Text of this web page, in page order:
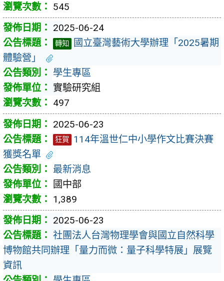
545
2025-06-24
轉知
國立臺灣藝術大學辦理「2025暑期
體驗營」
學生專區
實驗研究組
497
2025-06-23
狂賀
114年溫世仁中小學作文比賽決賽
獲獎名單
最新消息
國中部
1,389
2025-06-23
社團法人台灣物理學會與國立自然科學
博物館共同辦理「量力而微：量子科學特展」展覽
資訊